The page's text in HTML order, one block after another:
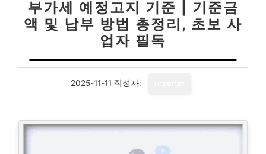
부가세 예정고지 기준 | 기준금
액 및 납부 방법 총정리, 초보 사
업자 필독
2025-11-11 작성자: